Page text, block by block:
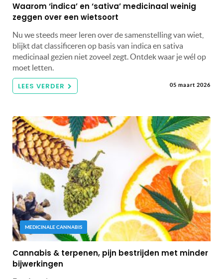
Waarom ‘indica’ en ‘sativa’ medicinaal weinig
zeggen over een wietsoort
Nu we steeds meer leren over de samenstelling van wiet,
blijkt dat classificeren op basis van indica en sativa
medicinaal gezien niet zoveel zegt. Ontdek waar je wél op
moet letten.
LEES VERDER 05 maart 2026
MEDICINALE CANNABIS
Cannabis & terpenen, pijn bestrijden met minder
bijwerkingen